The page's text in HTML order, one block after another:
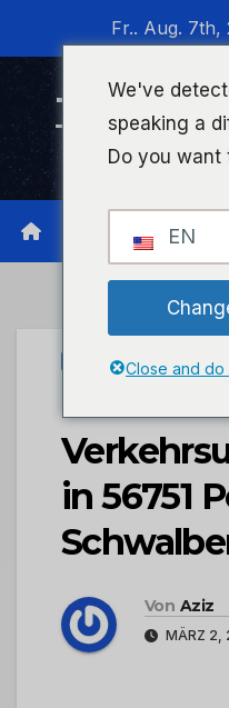
wechseln
Fr.. Aug. 7th,
Timeline
Infonetzwerk
UNCATEGORIZED
POL-
in 56751
Von Aziz
MÄRZ 2,
We've
speaking a
Do you want
EN
Close and do